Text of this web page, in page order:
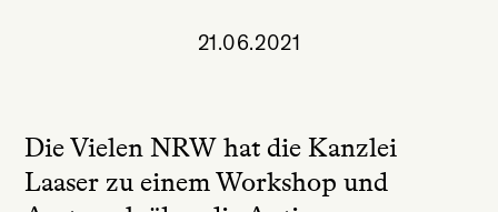
21.06.2021
Die Vielen NRW hat die Kanzlei
Laaser zu einem Workshop und